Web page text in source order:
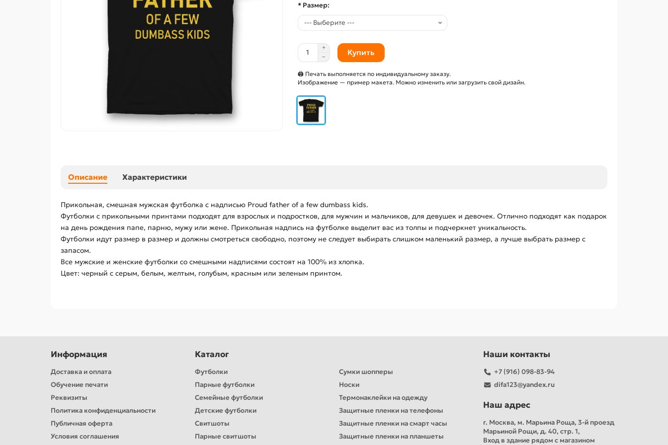
* Размер:
Купить
🖨 Печать выполняется по индивидуальному заказу.
Изображение — пример макета. Можно изменить или загрузить свой дизайн.
Описание Характеристики
Прикольная, смешная мужская футболка с надписью Proud father of a few dumbass kids.
Футболки с прикольными принтами подходят для взрослых и подростков, для мужчин и мальчиков, для девушек и девочек. Отлично подходят как подарок
на день рождения папе, парню, мужу или жене. Прикольная надпись на футболке выделит вас из толпы и подчеркнет уникальность.
Футболки идут размер в размер и должны смотреться свободно, поэтому не следует выбирать слишком маленький размер, а лучше выбрать размер с
запасом.
Все мужские и женские футболки со смешными надписями состоят на 100% из хлопка.
Цвет: черный c серым, белым, желтым, голубым, красным или зеленым принтом.
Информация
Доставка и оплата
Обучение печати
Реквизиты
Политика конфиденциальности
Публичная оферта
Условия соглашения
Каталог
Футболки
Парные футболки
Семейные футболки
Детские футболки
Свитшоты
Парные свитшоты
Сумки шопперы
Носки
Термонаклейки на одежду
Защитные пленки на телефоны
Защитные пленки на смарт часы
Защитные пленки на планшеты
Наши контакты
+7 (916) 098-83-94
difa123@yandex.ru
Наш адрес
г. Москва, м. Марьина Роща, 3-й проезд
Марьиной Рощи, д. 40, стр. 1,
Вход в здание рядом с магазином